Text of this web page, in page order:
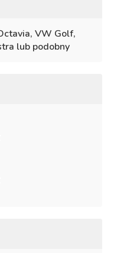
VW Golf,
lub podobny